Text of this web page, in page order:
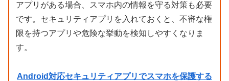
アプリがある場合、スマホ内の情報を守る対策も必要
です。セキュリティアプリを入れておくと、不審な権
限を持つアプリや危険な挙動を検知しやすくなりま
す。
Android対応セキュリティアプリでスマホを保護する